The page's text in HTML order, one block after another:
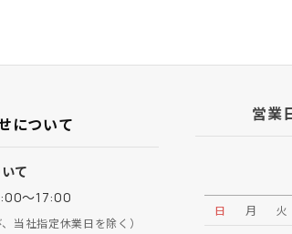
について
て
～17:00
、当社指定休業日を除く）
営業
日 月 火